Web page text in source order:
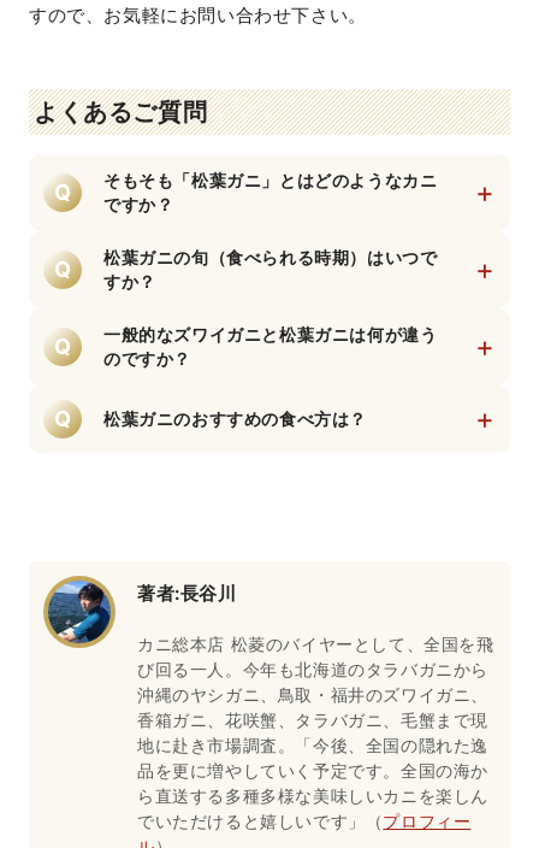
すので、お気軽にお問い合わせ下さい。
よくあるご質問
Q
そもそも「松葉ガニ」とはどのようなカニ
ですか？
+
A
兵庫県北部など）の日本海で水揚げされた
「ズワイガニのオス」の総称です。ズワイガ
ブランドであり、ぎっしりと詰まった身と、
濃厚で上品な甘みが特徴。名前の由来には
「身が松葉のように広がるから・漁師が松の
す。
Q
松葉ガニの旬（食べられる時期）はいつで
すか？
+
A
までがメインです。その中でも特に旬とされ
るのは11月から翌年2月頃です。資源保護のた
ます。
Q
一般的なズワイガニと松葉ガニは何が違う
のですか？
+
A
中で獲れるズワイガニに対し、松葉ガニと呼
べるのは山陰沖の特定の海域で獲れたものに
Q 松葉ガニのおすすめの食べ方は？ +
著者:長谷川
カニ総本店 松菱のバイヤーとして、全国を飛
び回る一人。今年も北海道のタラバガニから
沖縄のヤシガニ、鳥取・福井のズワイガニ、
香箱ガニ、花咲蟹、タラバガニ、毛蟹まで現
地に赴き市場調査。「今後、全国の隠れた逸
品を更に増やしていく予定です。全国の海か
ら直送する多種多様な美味しいカニを楽しん
でいただけると嬉しいです」（プロフィー